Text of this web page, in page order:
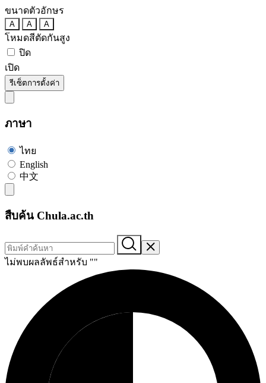
ขนาดตัวอักษร
A A A
โหมดสีตัดกันสูง
ปิด
เปิด
รีเซ็ตการตั้งค่า
ภาษา
ไทย
English
中文
สืบค้น Chula.ac.th
ไม่พบผลลัพธ์สำหรับ ""